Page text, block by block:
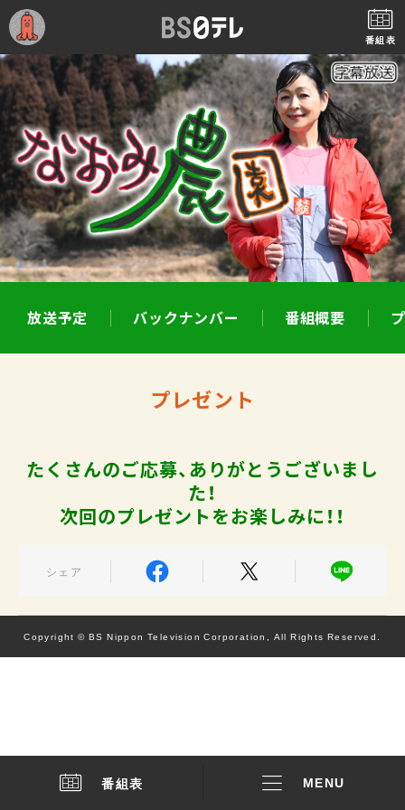
番組表
番組表 MENU
放送予定 バックナンバー 番組概要
プレゼント
たくさんのご応募、ありがとうございまし
た！
次回のプレゼントをお楽しみに！！
シェア
Copyright © BS Nippon Television Corporation, All Rights Reserved.